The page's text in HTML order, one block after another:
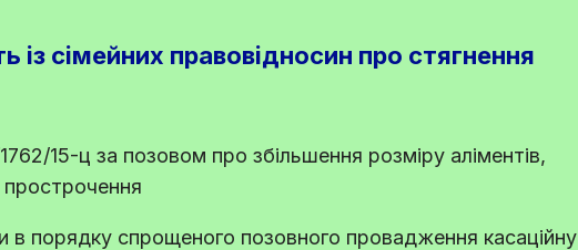
сімейних правовідносин про стягнення
15-ц за позовом про збільшення розміру аліментів,
прострочення
порядку спрощеного позовного провадження касаційну